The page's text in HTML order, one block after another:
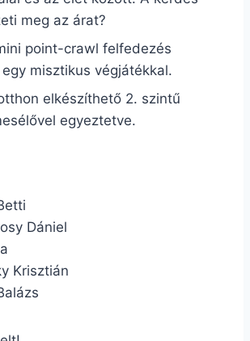
meg az árat?
point-crawl felfedezés
misztikus végjátékkal.
elkészíthető 2. szintű
egyeztetve.
Dániel
Krisztián